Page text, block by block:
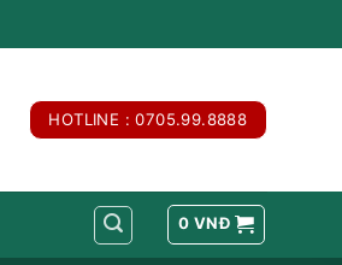
HOTLINE : 0705.99.8888
0 VNĐ